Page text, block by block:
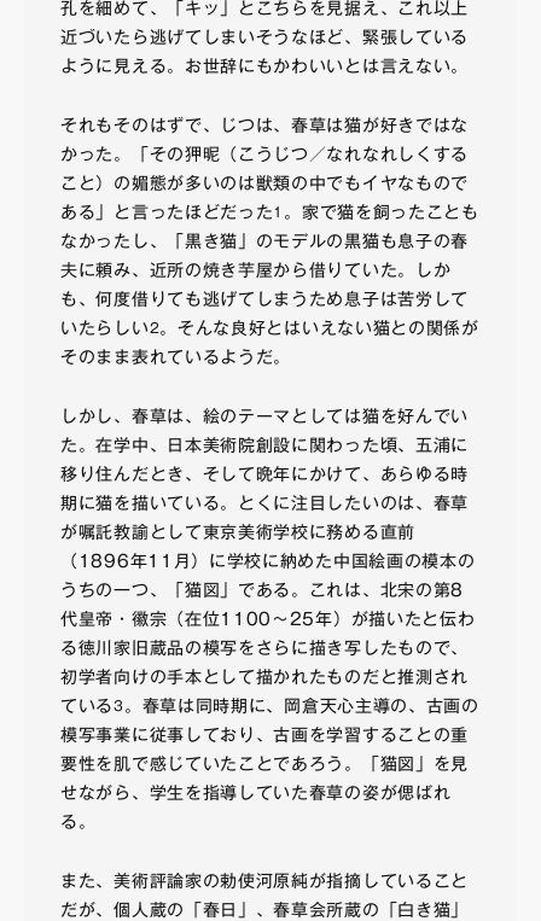
孔を細めて、「キッ」とこちらを見据え、これ以上
近づいたら逃げてしまいそうなほど、緊張している
ように見える。お世辞にもかわいいとは言えない。
それもそのはずで、じつは、春草は猫が好きではな
かった。「その狎昵（こうじつ／なれなれしくする
こと）の媚態が多いのは獣類の中でもイヤなもので
ある」と言ったほどだった1 。家で猫を飼ったことも
なかったし、「黒き猫」のモデルの黒猫も息子の春
夫に頼み、近所の焼き芋屋から借りていた。しか
も、何度借りても逃げてしまうため息子は苦労して
いたらしい2。そんな良好とはいえない猫との関係が
そのまま表れているようだ。
しかし、春草は、絵のテーマとしては猫を好んでい
た。在学中、日本美術院創設に関わった頃、五浦に
移り住んだとき、そして晩年にかけて、あらゆる時
期に猫を描いている。とくに注目したいのは、春草
が嘱託教諭として東京美術学校に務める直前
（1896年11月）に学校に納めた中国絵画の模本の
うちの一つ、「猫図」である。これは、北宋の第8
代皇帝・徽宗（在位1100～25年）が描いたと伝わ
る徳川家旧蔵品の模写をさらに描き写したもので、
初学者向けの手本として描かれたものだと推測され
ている3 。春草は同時期に、岡倉天心主導の、古画の
模写事業に従事しており、古画を学習することの重
要性を肌で感じていたことであろう。「猫図」を見
せながら、学生を指導していた春草の姿が偲ばれ
る。
また、美術評論家の勅使河原純が指摘していること
だが、個人蔵の「春日」、春草会所蔵の「白き猫」